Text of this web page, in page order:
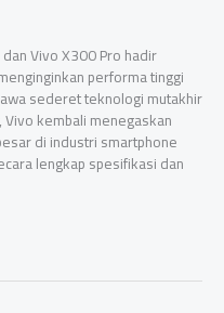
Vivo X300 Pro hadir
performa tinggi
sederet teknologi mutakhir
kembali menegaskan
di industri smartphone
lengkap spesifikasi dan